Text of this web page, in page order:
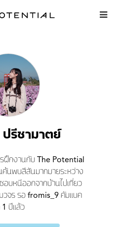
รีชามาตย์
ฝึกงานกับ The Potential
ค้นพบสีสันมากมายระหว่าง
อบหนีออกจากบ้านไปเที่ยว
วจร รอ fromis_9 คัมแบค
1 ปีแล้ว